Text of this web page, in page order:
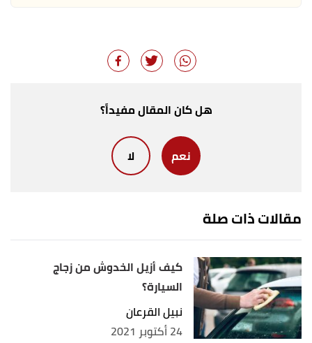
هل كان المقال مفيداً؟
نعم لا
مقالات ذات صلة
كيف أزيل الخدوش من زجاج
السيارة؟
نبيل القرعان
24 أكتوبر 2021